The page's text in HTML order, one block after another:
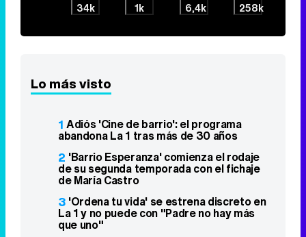
34k 1k 6,4k 258k
Lo más visto
1 Adiós 'Cine de barrio': el programa
abandona La 1 tras más de 30 años
2 'Barrio Esperanza' comienza el rodaje
de su segunda temporada con el fichaje
de María Castro
3 'Ordena tu vida' se estrena discreto en
La 1 y no puede con "Padre no hay más
que uno"